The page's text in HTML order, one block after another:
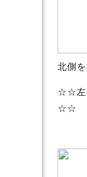
北側
☆☆左
☆☆